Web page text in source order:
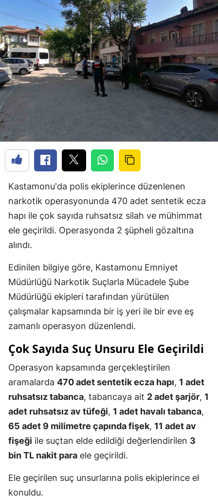
Kastamonu'da polis ekiplerince düzenlenen
narkotik operasyonunda 470 adet sentetik ecza
hapı ile çok sayıda ruhsatsız silah ve mühimmat
ele geçirildi. Operasyonda 2 şüpheli gözaltına
alındı.
Edinilen bilgiye göre, Kastamonu Emniyet
Müdürlüğü Narkotik Suçlarla Mücadele Şube
Müdürlüğü ekipleri tarafından yürütülen
çalışmalar kapsamında bir iş yeri ile bir eve eş
zamanlı operasyon düzenlendi.
Çok Sayıda Suç Unsuru Ele Geçirildi
Operasyon kapsamında gerçekleştirilen
aramalarda 470 adet sentetik ecza hapı, 1 adet
ruhsatsız tabanca, tabancaya ait 2 adet şarjör, 1
adet ruhsatsız av tüfeği, 1 adet havalı tabanca,
65 adet 9 milimetre çapında fişek, 11 adet av
fişeği ile suçtan elde edildiği değerlendirilen 3
bin TL nakit para ele geçirildi.
Ele geçirilen suç unsurlarına polis ekiplerince el
konuldu.